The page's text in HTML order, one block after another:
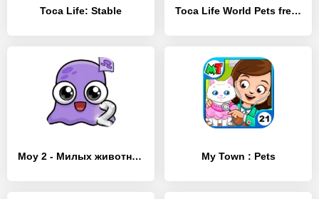
Toca Life: Stable Toca Life World Pets free walkthrough
Moy 2 - Милых животных My Town : Pets